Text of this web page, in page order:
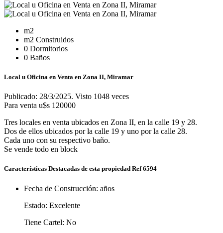
m2
m2 Construidos
0 Dormitorios
0 Baños
Local u Oficina en Venta en Zona II, Miramar
Publicado: 28/3/2025. Visto 1048 veces
Para venta u$s 120000
Tres locales en venta ubicados en Zona II, en la calle 19 y 28.
Dos de ellos ubicados por la calle 19 y uno por la calle 28.
Cada uno con su respectivo baño.
Se vende todo en block
Características Destacadas de esta propiedad Ref 6594
Fecha de Construcción: años
Estado: Excelente
Tiene Cartel: No